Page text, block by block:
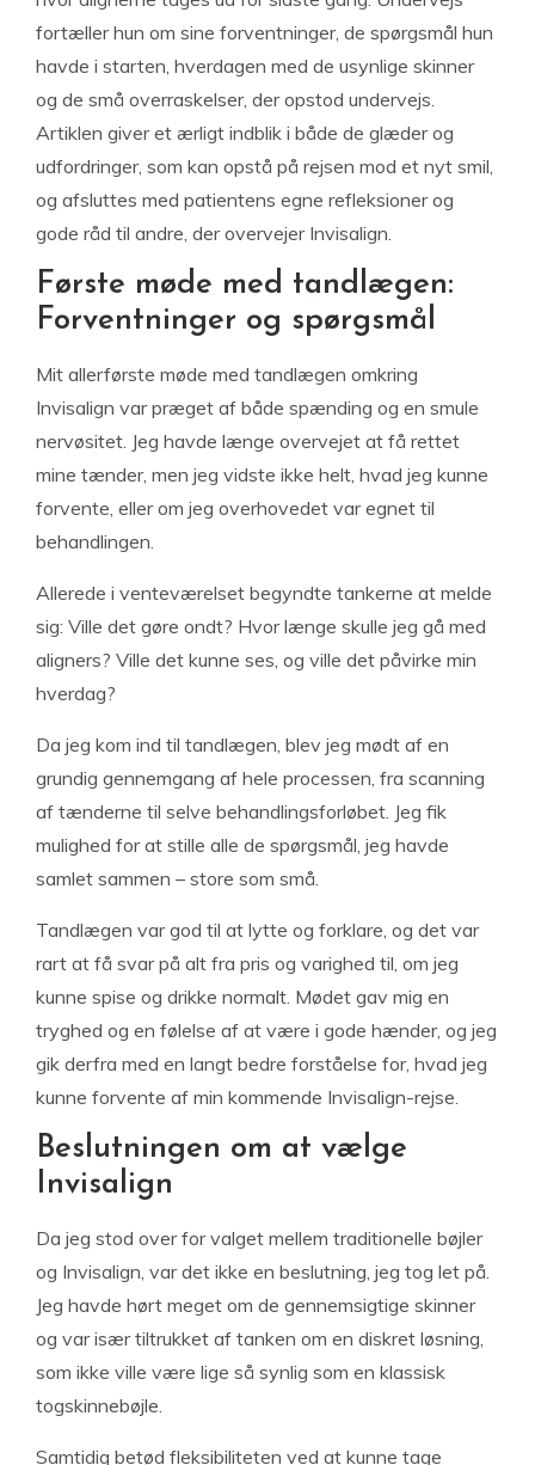
fortæller hun om sine forventninger, de spørgsmål hun
havde i starten, hverdagen med de usynlige skinner
og de små overraskelser, der opstod undervejs.
Artiklen giver et ærligt indblik i både de glæder og
udfordringer, som kan opstå på rejsen mod et nyt smil,
og afsluttes med patientens egne refleksioner og
gode råd til andre, der overvejer Invisalign.
Første møde med tandlægen:
Forventninger og spørgsmål
Mit allerførste møde med tandlægen omkring
Invisalign var præget af både spænding og en smule
nervøsitet. Jeg havde længe overvejet at få rettet
mine tænder, men jeg vidste ikke helt, hvad jeg kunne
forvente, eller om jeg overhovedet var egnet til
behandlingen.
Allerede i venteværelset begyndte tankerne at melde
sig: Ville det gøre ondt? Hvor længe skulle jeg gå med
aligners? Ville det kunne ses, og ville det påvirke min
hverdag?
Da jeg kom ind til tandlægen, blev jeg mødt af en
grundig gennemgang af hele processen, fra scanning
af tænderne til selve behandlingsforløbet. Jeg fik
mulighed for at stille alle de spørgsmål, jeg havde
samlet sammen – store som små.
Tandlægen var god til at lytte og forklare, og det var
rart at få svar på alt fra pris og varighed til, om jeg
kunne spise og drikke normalt. Mødet gav mig en
tryghed og en følelse af at være i gode hænder, og jeg
gik derfra med en langt bedre forståelse for, hvad jeg
kunne forvente af min kommende Invisalign-rejse.
Beslutningen om at vælge
Invisalign
Da jeg stod over for valget mellem traditionelle bøjler
og Invisalign, var det ikke en beslutning, jeg tog let på.
Jeg havde hørt meget om de gennemsigtige skinner
og var især tiltrukket af tanken om en diskret løsning,
som ikke ville være lige så synlig som en klassisk
togskinnebøjle.
Samtidig betød fleksibiliteten ved at kunne tage